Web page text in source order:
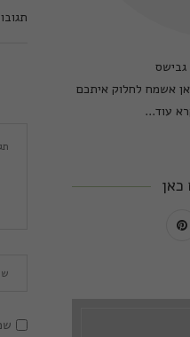
גבישס
אשמח לחלוק איתכם
עוד...
כאן